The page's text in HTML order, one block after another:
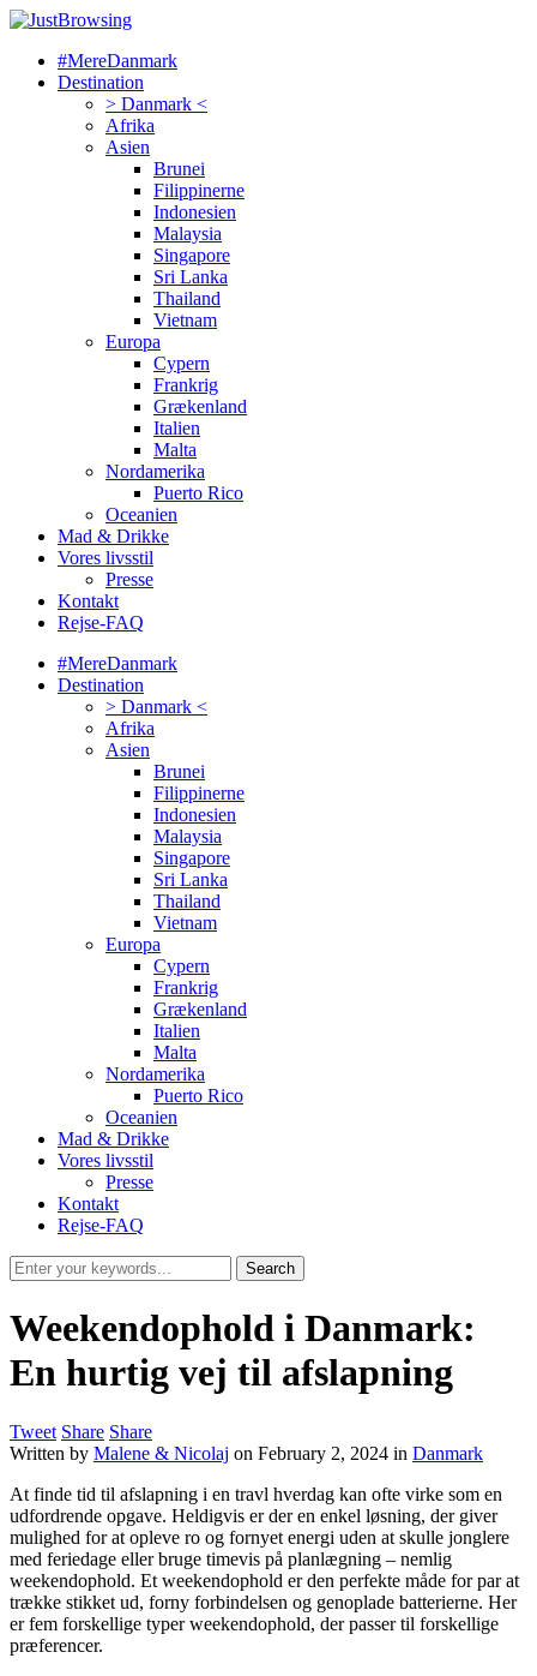
#MereDanmark
Destination
> Danmark <
Afrika
Asien
Brunei
Filippinerne
Indonesien
Malaysia
Singapore
Sri Lanka
Thailand
Vietnam
Europa
Cypern
Frankrig
Grækenland
Italien
Malta
Nordamerika
Puerto Rico
Oceanien
Mad & Drikke
Vores livsstil
Presse
Kontakt
Rejse-FAQ
#MereDanmark
Destination
> Danmark <
Afrika
Asien
Brunei
Filippinerne
Indonesien
Malaysia
Singapore
Sri Lanka
Thailand
Vietnam
Europa
Cypern
Frankrig
Grækenland
Italien
Malta
Nordamerika
Puerto Rico
Oceanien
Mad & Drikke
Vores livsstil
Presse
Kontakt
Rejse-FAQ
Weekendophold i Danmark:
En hurtig vej til afslapning
Tweet Share Share
Written by Malene & Nicolaj on February 2, 2024 in Danmark
At finde tid til afslapning i en travl hverdag kan ofte virke som en
udfordrende opgave. Heldigvis er der en enkel løsning, der giver
mulighed for at opleve ro og fornyet energi uden at skulle jonglere
med feriedage eller bruge timevis på planlægning – nemlig
weekendophold. Et weekendophold er den perfekte måde for par at
trække stikket ud, forny forbindelsen og genoplade batterierne. Her
er fem forskellige typer weekendophold, der passer til forskellige
præferencer.